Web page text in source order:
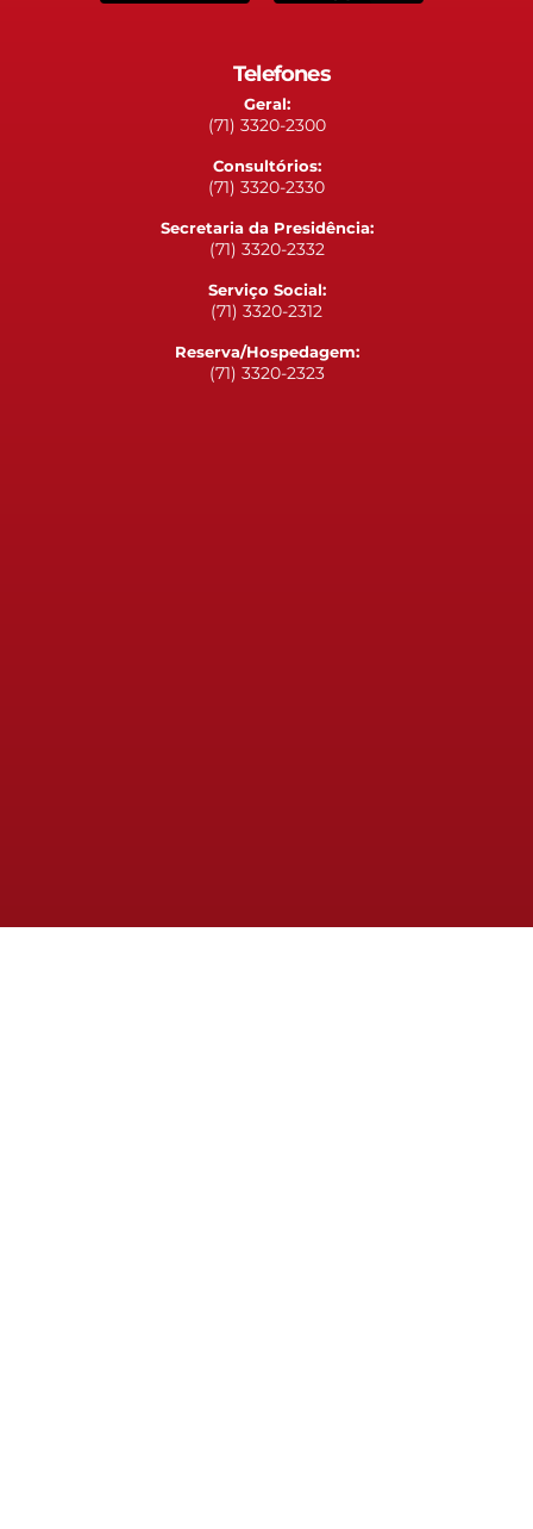
Telefones
Geral:
(71) 3320-2300
Consultórios:
(71) 3320-2330
Secretaria da Presidência:
(71) 3320-2332
Serviço Social:
(71) 3320-2312
Reserva/Hospedagem:
(71) 3320-2323